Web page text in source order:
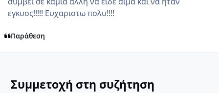
εγκυος!!!!! Ευχαριστω πολυ!!!!
Παράθεση
Συμμετοχή στη συζήτηση